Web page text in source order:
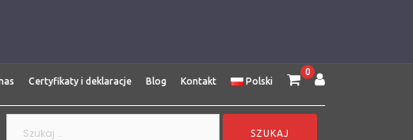
Certyfikaty i deklaracje Blog Kontakt Polski
0